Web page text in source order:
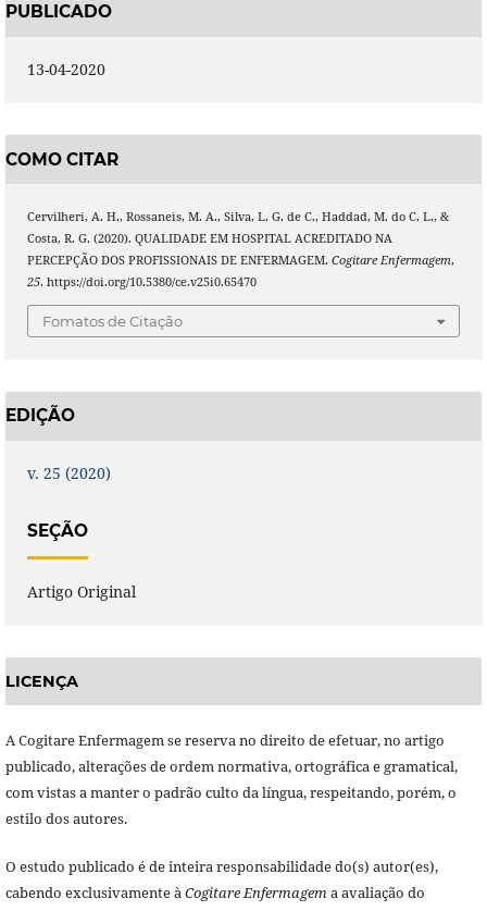
PUBLICADO
13-04-2020
COMO CITAR
Cervilheri, A. H., Rossaneis, M. A., Silva, L. G. de C., Haddad, M. do C. L., &
Costa, R. G. (2020). QUALIDADE EM HOSPITAL ACREDITADO NA
PERCEPÇÃO DOS PROFISSIONAIS DE ENFERMAGEM. Cogitare Enfermagem,
25. https://doi.org/10.5380/ce.v25i0.65470
Fomatos de Citação
EDIÇÃO
v. 25 (2020)
SEÇÃO
Artigo Original
LICENÇA
A Cogitare Enfermagem se reserva no direito de efetuar, no artigo
publicado, alterações de ordem normativa, ortográfica e gramatical,
com vistas a manter o padrão culto da língua, respeitando, porém, o
estilo dos autores.
O estudo publicado é de inteira responsabilidade do(s) autor(es),
cabendo exclusivamente àCogitare Enfermagema avaliação do